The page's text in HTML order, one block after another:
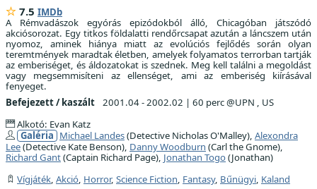
7.5 IMDb
A Rémvadászok egyórás epizódokból álló, Chicagóban játszódó
akciósorozat. Egy titkos földalatti rendőrcsapat azután a láncszem után
nyomoz, aminek hiánya miatt az evolúciós fejlődés során olyan
teremtmények maradtak életben, amelyek folyamatos terrorban tartják
az emberiséget, és áldozatokat is szednek. Meg kell találni a megoldást
vagy megsemmisíteni az ellenséget, ami az emberiség kiírásával
fenyeget.
Befejezett / kaszált
2001.04 - 2002.02 | 60 perc @UPN , US
Alkotó: Evan Katz
Galéria Michael Landes(Detective Nicholas O'Malley), Alexondra
Lee(Detective Kate Benson), Danny Woodburn (Carl the Gnome),
Richard Gant(Captain Richard Page), Jonathan Togo(Jonathan)
Vígjáték, Akció, Horror, Science Fiction, Fantasy, Bűnügyi, Kaland